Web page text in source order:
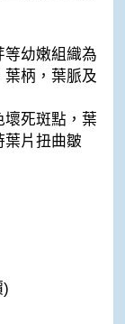
幼嫩組織為
葉柄，葉脈及
死斑點，葉
葉片扭曲皺
)